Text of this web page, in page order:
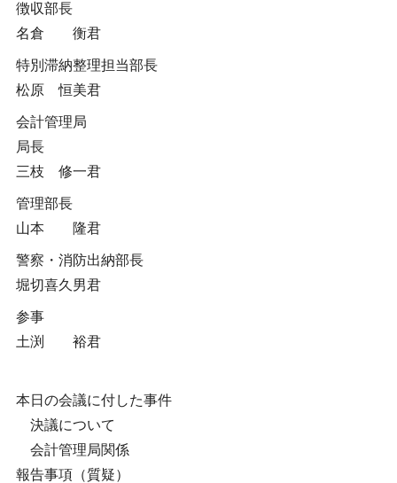
徴収部長
名倉 衡君
特別滞納整理担当部長
松原 恒美君
会計管理局
局長
三枝 修一君
管理部長
山本 隆君
警察・消防出納部長
堀切喜久男君
参事
土渕 裕君
本日の会議に付した事件
決議について
会計管理局関係
報告事項（質疑）